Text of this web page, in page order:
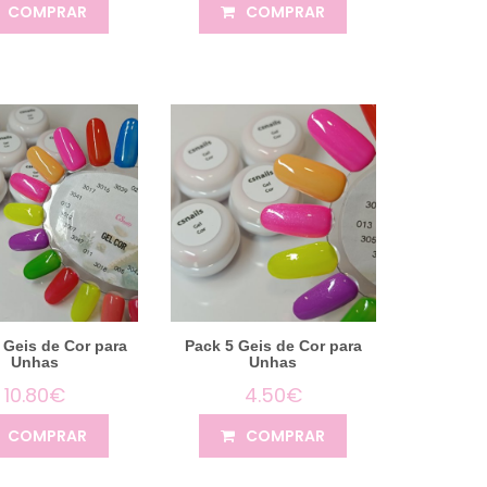
COMPRAR COMPRAR
Geis de Cor para
Unhas
10.80€
COMPRAR
Pack 5 Geis de Cor para
Unhas
4.50€
COMPRAR